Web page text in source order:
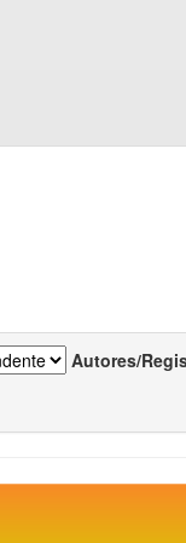
Autores/